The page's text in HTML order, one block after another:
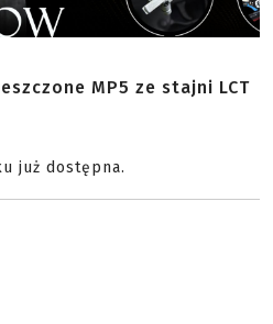
MP5 ze stajni LCT
już dostępna.